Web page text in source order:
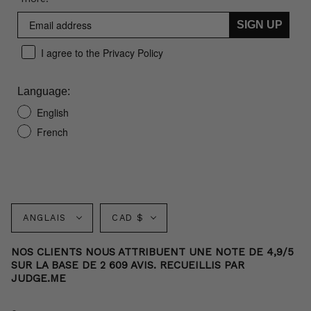
SIGN UP
I agree to the Privacy Policy
Language:
English
French
Langue
ANGLAIS Monnaie
CAD $
NOS CLIENTS NOUS ATTRIBUENT UNE NOTE DE 4,9/5
SUR LA BASE DE 2 609 AVIS. RECUEILLIS PAR
JUDGE.ME